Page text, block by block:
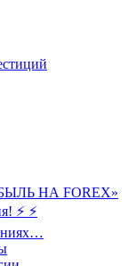
НА FOREX»
⚡ ⚡